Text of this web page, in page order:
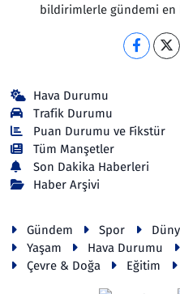
bildirimlerle gündemi en
Hava Durumu
Trafik Durumu
Puan Durumu ve Fikstür
Tüm Manşetler
Son Dakika Haberleri
Haber Arşivi
Gündem Spor
Yaşam
Hava Durumu
Çevre & Doğa
Eğitim